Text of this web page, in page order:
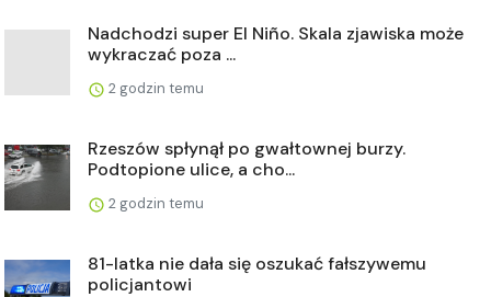
Nadchodzi super El Niño. Skala zjawiska może
wykraczać poza ...
2 godzin temu
Rzeszów spłynął po gwałtownej burzy.
Podtopione ulice, a cho...
2 godzin temu
81-latka nie dała się oszukać fałszywemu
policjantowi